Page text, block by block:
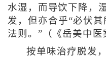
水湿，而导饮下降，
发，但亦合乎“必伏
法则。”（《岳美中医
按单味治疗脱发